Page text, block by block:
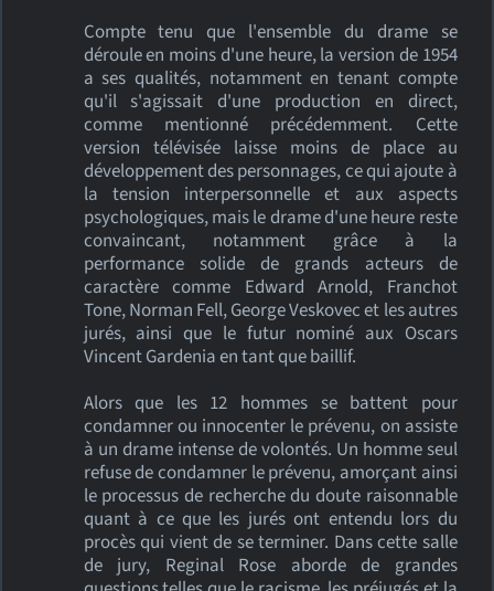
Compte tenu que l'ensemble du drame se
déroule en moins d'une heure, la version de 1954
a ses qualités, notamment en tenant compte
qu'il s'agissait d'une production en direct,
comme mentionné précédemment. Cette
version télévisée laisse moins de place au
développement des personnages, ce qui ajoute à
la tension interpersonnelle et aux aspects
psychologiques, mais le drame d'une heure reste
convaincant, notamment grâce à la
performance solide de grands acteurs de
caractère comme Edward Arnold, Franchot
Tone, Norman Fell, George Veskovec et les autres
jurés, ainsi que le futur nominé aux Oscars
Vincent Gardenia en tant que baillif.
Alors que les 12 hommes se battent pour
condamner ou innocenter le prévenu, on assiste
à un drame intense de volontés. Un homme seul
refuse de condamner le prévenu, amorçant ainsi
le processus de recherche du doute raisonnable
quant à ce que les jurés ont entendu lors du
procès qui vient de se terminer. Dans cette salle
de jury, Reginal Rose aborde de grandes